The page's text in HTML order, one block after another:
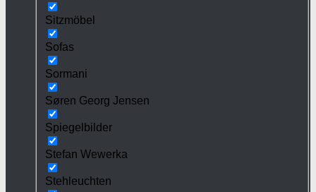
Sitzmöbel
Sofas
Sormani
Søren Georg Jensen
Spiegelbilder
Stefan Wewerka
Stehleuchten